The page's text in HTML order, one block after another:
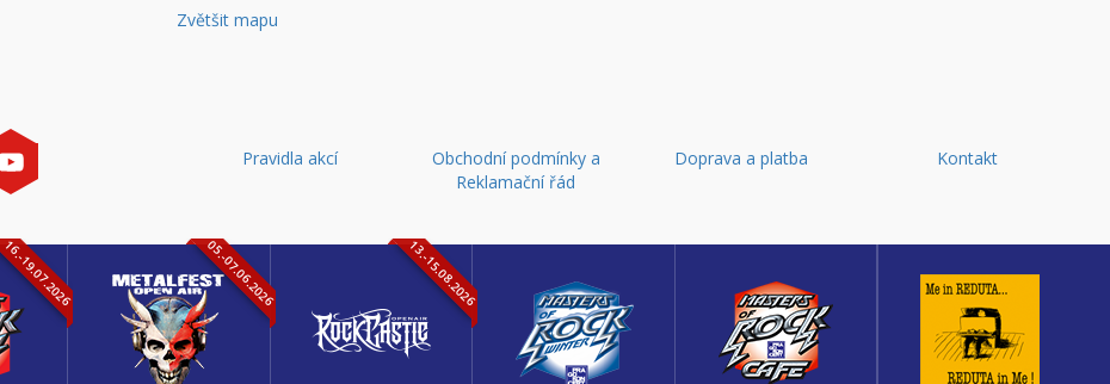
Zvětšit mapu
Pravidla akcí
Obchodní podmínky a
Reklamační řád
Doprava a platba Kontakt
16.-19.07.2026 05.-07.06.2026 13.-15.08.2026